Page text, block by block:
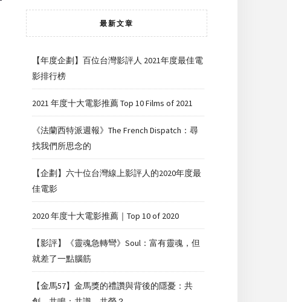
最新文章
【年度企劃】百位台灣影評人 2021年度最佳電
影排行榜
2021 年度十大電影推薦 Top 10 Films of 2021
《法蘭西特派週報》The French Dispatch：尋
找我們所思念的
【企劃】六十位台灣線上影評人的2020年度最
佳電影
2020 年度十大電影推薦｜Top 10 of 2020
【影評】《靈魂急轉彎》Soul：富有靈魂，但
就差了一點腦筋
【金馬57】金馬獎的禮讚與背後的隱憂：共